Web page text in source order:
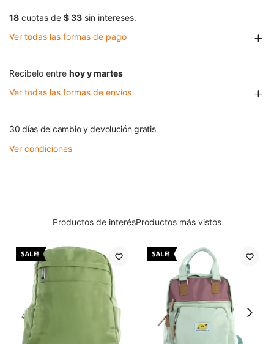
18 cuotas de $ 33 sin intereses.
Ver todas las formas de pago
Recibelo entre hoy y martes
Ver todas las formas de envíos
30 días de cambio y devolución gratis
Ver condiciones
Productos de interésProductos más vistos